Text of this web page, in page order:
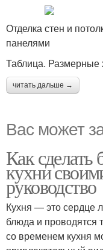
Отделка стен и
панелями
Таблица. Размерные
читать дальше →
Вас может
Как
кухни
руководство
Кухня — это сердце
блюда и проводятся
со временем кухня